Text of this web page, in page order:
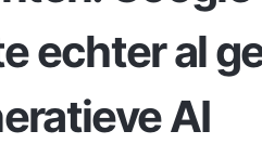
echter al
AI